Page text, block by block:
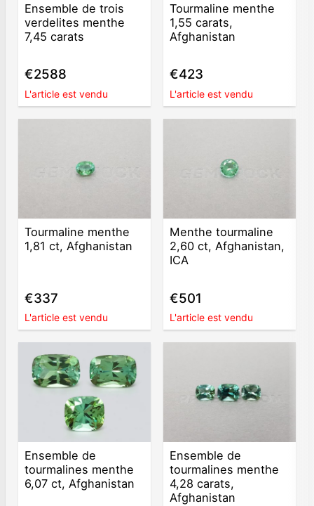
Ensemble de trois
verdelites menthe
7,45 carats
€2588
L'article est vendu
Tourmaline menthe
1,55 carats,
Afghanistan
€423
L'article est vendu
Tourmaline menthe
1,81 ct, Afghanistan
€337
L'article est vendu
Menthe tourmaline
2,60 ct, Afghanistan,
ICA
€501
L'article est vendu
Ensemble de
tourmalines menthe
6,07 ct, Afghanistan
Ensemble de
tourmalines menthe
4,28 carats,
Afghanistan